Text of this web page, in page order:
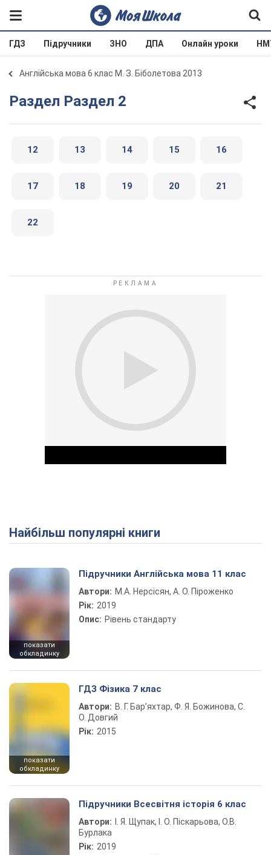
ГДЗ Підручники ЗНО ДПА Онлайн уроки
Англійська мова 6 клас М. З. Біболетова 2013
Раздел Раздел 2
12 13 14 15 16
17 18 19 20 21
22
Play Video
Найбільш популярні книги
показати
обкладинку
Підручники Англійська мова 11 клас
Автори: М.А. Нерсісян, А. О. Піроженко
Рік: 2019
Опис: Рівень стандарту
показати
обкладинку
ГДЗ Фізика 7 клас
Автори: В. Г. Бар’яхтар, Ф. Я. Божинова, С.
О. Довгий
Рік: 2015
Підручники Всесвітня історія 6 клас
Автори:
І. Я. Щупак, І. О. Піскарьова, О.В.
Бурлака
Рік: 2019